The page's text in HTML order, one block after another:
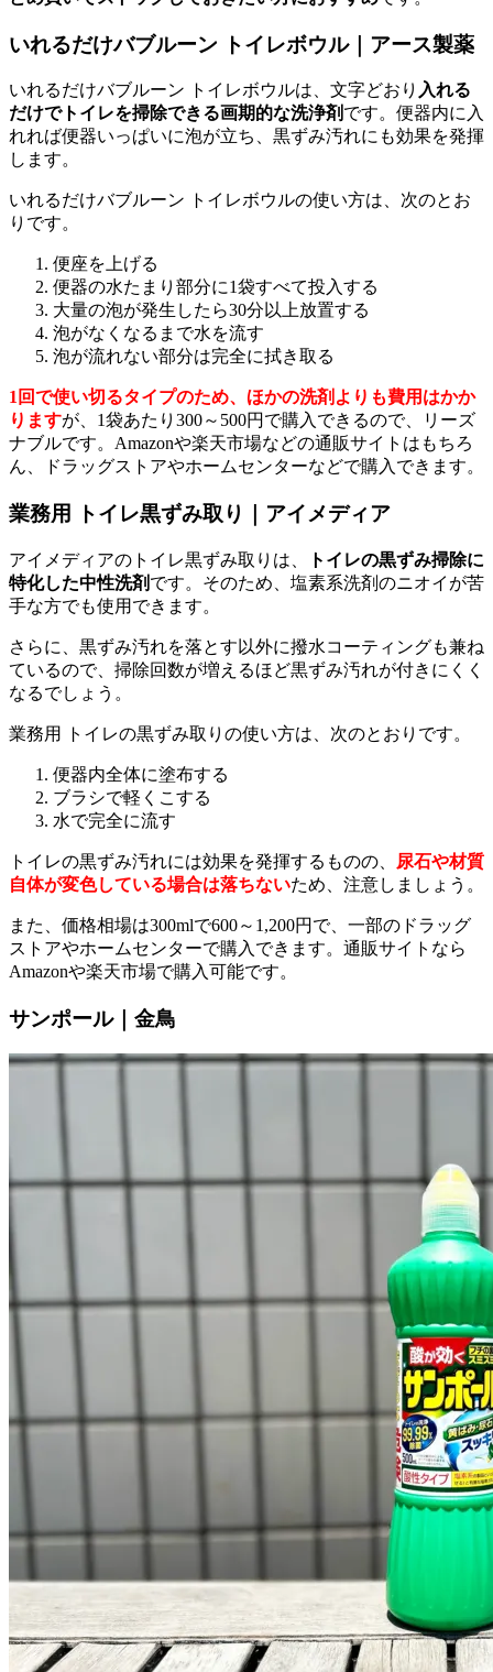
いれるだけバブルーン トイレボウル｜アース製薬
いれるだけバブルーン トイレボウルは、文字どおり 入れる
だけでトイレを掃除できる画期的な洗浄剤 です。便器内に入
れれば便器いっぱいに泡が立ち、黒ずみ汚れにも効果を発揮
します。
いれるだけバブルーン トイレボウルの使い方は、次のとお
りです。
便座を上げる
便器の水たまり部分に1袋すべて投入する
大量の泡が発生したら30分以上放置する
泡がなくなるまで水を流す
泡が流れない部分は完全に拭き取る
1回で使い切るタイプのため、ほかの洗剤よりも費用はかか
りますが、1袋あたり300～500円で購入できるので、リーズ
ナブルです。Amazonや楽天市場などの通販サイトはもちろ
ん、ドラッグストアやホームセンターなどで購入できます。
業務用 トイレ黒ずみ取り｜アイメディア
アイメディアのトイレ黒ずみ取りは、
トイレの黒ずみ掃除に
特化した中性洗剤 です。そのため、塩素系洗剤のニオイが苦
手な方でも使用できます。
さらに、黒ずみ汚れを落とす以外に撥水コーティングも兼ね
ているので、掃除回数が増えるほど黒ずみ汚れが付きにくく
なるでしょう。
業務用 トイレの黒ずみ取りの使い方は、次のとおりです。
便器内全体に塗布する
ブラシで軽くこする
水で完全に流す
トイレの黒ずみ汚れには効果を発揮するものの、
尿石や材質
自体が変色している場合は落ちないため、注意しましょう。
また、価格相場は300mlで600～1,200円で、一部のドラッグ
ストアやホームセンターで購入できます。通販サイトなら
Amazonや楽天市場で購入可能です。
サンポール｜金鳥